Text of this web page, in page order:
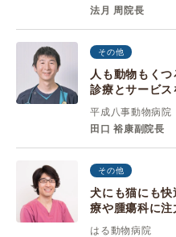
法月 周院長
その他
人も動物もく
診療とサービス
平成八事動物病院
田口 裕康副院長
その他
犬にも猫にも
療や腫瘍科に注
はる動物病院